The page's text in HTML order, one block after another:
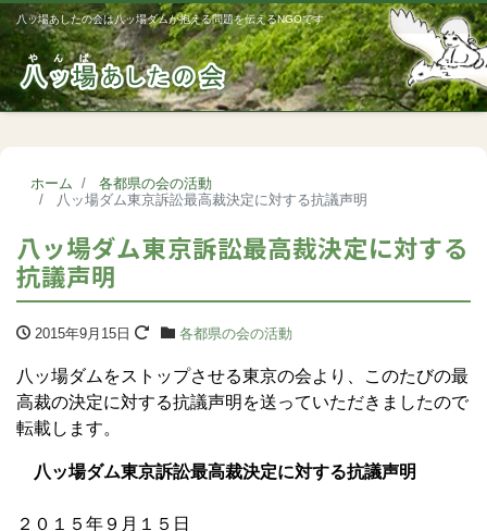
八ッ場あしたの会は八ッ場ダムが抱える問題を伝えるNGOです
ホーム
各都県の会の活動
八ッ場ダム東京訴訟最高裁決定に対する抗議声明
八ッ場ダム東京訴訟最高裁決定に対する
抗議声明
2015年9月15日 各都県の会の活動
八ッ場ダムをストップさせる東京の会より、このたびの最
高裁の決定に対する抗議声明を送っていただきましたので
転載します。
八ッ場ダム東京訴訟最高裁決定に対する抗議声明
２０１５年９月１５日